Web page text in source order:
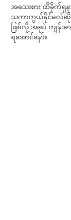
အသေးစား ထိခိုက်ရှ
သကာကွယ်နိုင်မလဲဆို
ဖြစ်လို့ အခုပဲ ကျန်
ရအောင်နော်။